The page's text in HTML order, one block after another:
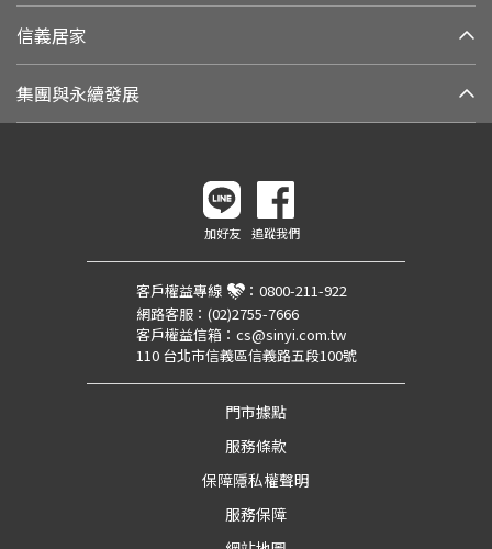
信義居家
集團與永續發展
加好友 追蹤我們
客戶權益專線 ： 0800-211-922
網路客服： (02)2755-7666
客戶權益信箱： cs@sinyi.com.tw
110 台北市信義區信義路五段100號
門市據點
服務條款
保障隱私權聲明
服務保障